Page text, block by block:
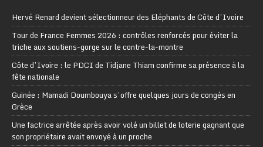
Hervé Renard devient sélectionneur des Eléphants de Côte d’Ivoire
Tour de France Femmes 2026 : contrôles renforcés pour éviter la
triche aux soutiens-gorge sur le contre-la-montre
Côte d’Ivoire : le PDCI de Tidjane Thiam confirme sa présence à la
fête nationale
Guinée : Mamadi Doumbouya s’offre quelques jours de congés en
Grèce
Une factrice arrêtée après avoir volé un billet de loterie gagnant que
son propriétaire avait envoyé à un proche